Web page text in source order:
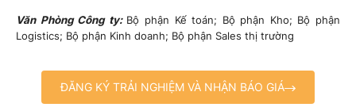
Văn Phòng Công ty: Bộ phận Kế toán; Bộ phận Kho; Bộ phận
Logistics; Bộ phận Kinh doanh; Bộ phận Sales thị trường
ĐĂNG KÝ TRẢI NGHIỆM VÀ NHẬN BÁO GIÁ